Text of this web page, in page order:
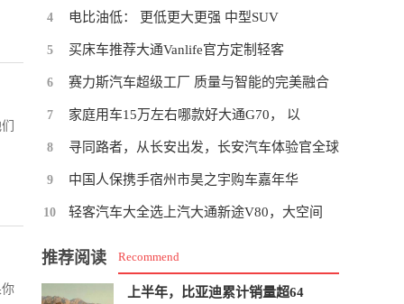
4 电比油低： 更低更大更强 中型SUV
5 买床车推荐大通Vanlife官方定制轻客
6 赛力斯汽车超级工厂 质量与智能的完美融合
7 家庭用车15万左右哪款好大通G70， 以
8 寻同路者，从长安出发，长安汽车体验官全球
9 中国人保携手宿州市昊之宇购车嘉年华
10 轻客汽车大全选上汽大通新途V80，大空间
推荐阅读 Recommend
上半年，比亚迪累计销量超64